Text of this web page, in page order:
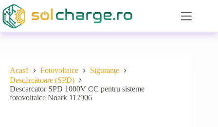
Sari
la
conținut
Acasă Fotovoltaice
Siguranțe
Descărcătoare (SPD)
Descarcator SPD 1000V CC pentru sisteme
fotovoltaice Noark 112906